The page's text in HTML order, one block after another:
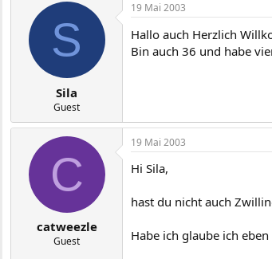
S
Sila
Guest
19 Mai 2003
Hallo auch Herzlich
Bin auch 36 und habe
C
catweezle
Guest
19 Mai 2003
Hi Sila,
hast du nicht auch
Habe ich glaube ich